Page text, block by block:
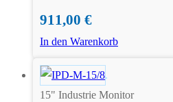
911,00 €
In den Warenkorb
15" Industrie Monitor